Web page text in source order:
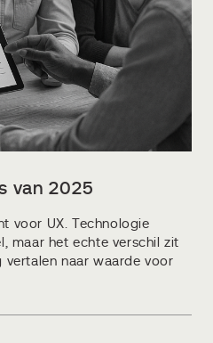
van 2025
voor UX. Technologie
maar het echte verschil zit
naar waarde voor